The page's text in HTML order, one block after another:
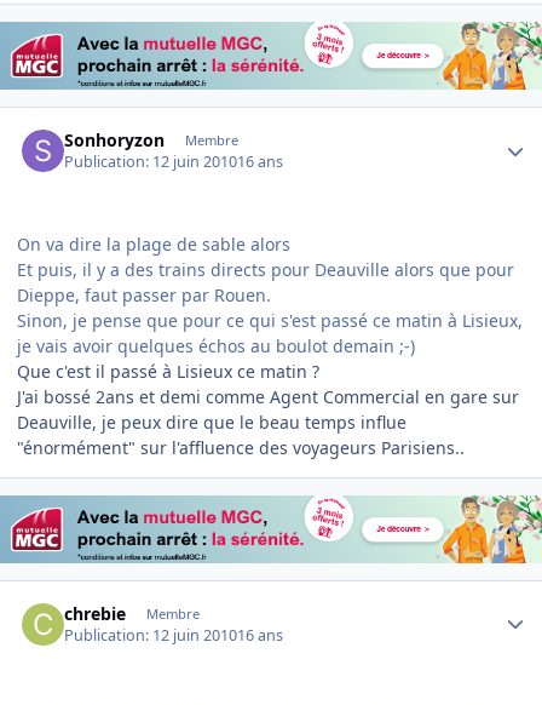
Sonhoryzon Membre
Publication: 12 juin 201016 ans
On va dire la plage de sable alors
Et puis, il y a des trains directs pour Deauville alors que pour
Dieppe, faut passer par Rouen.
Sinon, je pense que pour ce qui s'est passé ce matin à Lisieux,
je vais avoir quelques échos au boulot demain ;-)
Que c'est il passé à Lisieux ce matin ?
J'ai bossé 2ans et demi comme Agent Commercial en gare sur
Deauville, je peux dire que le beau temps influe
"énormément" sur l'affluence des voyageurs Parisiens..
chrebie Membre
Publication: 12 juin 201016 ans